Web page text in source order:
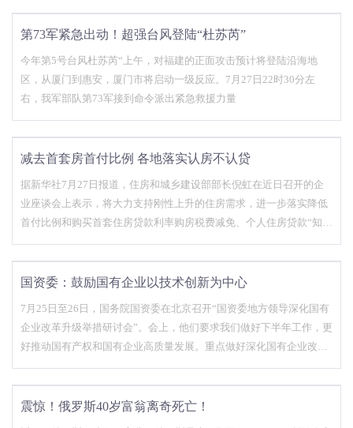
第73军紧急出动！超强台风登陆“杜苏芮”
今年第5号台风杜苏芮“上午，对福建的正面攻击预计将登陆沿海地
区，从厦门到惠安，厦门市将启动一级反应。7月27日22时30分左
右，我军部队第73军接到命令派出紧急救援力量
减去首套房首付比例 各地落实认房不认贷
据新华社7月27日报道，住房和城乡建设部部长倪虹在近日召开的企
业座谈会上表示，将大力支持刚性上升的住房需求，进一步落实降低
首付比例和购买首套住房贷款利率购房税费减免、个人住房贷款“知房
不贷”等政策完善和措施；继续做好房屋交接工作，加快建设项目交
付，切实保护人民群众合法权益。
国资委：鼓励国有企业以技术创新为中心
7月25日至26日，国务院国资委在北京召开“国资委地方领导深化国有
企业改革升级举措研讨会”。会上，他们要求我们做好下半年工作，更
好推动国有产权和国有企业高质量发展。重点做好深化国有企业改革
升级、提质增效稳定增长、提高科技创新能力、调整国有经济布局结
构等七个方面工作。
震惊！俄罗斯40岁富翁离奇死亡！